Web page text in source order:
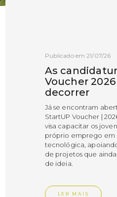
Publicado em 21/07/26
As
Voucher
decorrer
Já se encontram
StartUP Voucher |
visa capacitar os
próprio emprego em
tecnológica,
de projetos que
de ideia.
LER MAIS